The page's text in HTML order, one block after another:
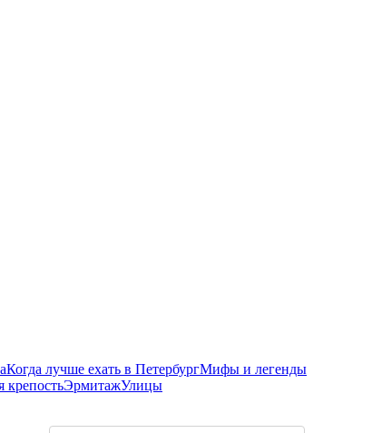
Когда лучше ехать в ПетербургМифы и легенды
крепостьЭрмитажУлицы